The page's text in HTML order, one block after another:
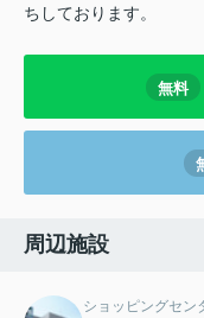
ちしております。
無料
周辺施設
ショッピングセン